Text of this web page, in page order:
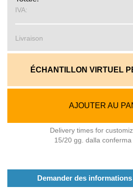
IVA:
Livraison
ÉCHANTILLON VIRTUEL
AJOUTER AU
Delivery times for
15/20 gg. dalla
Demander des